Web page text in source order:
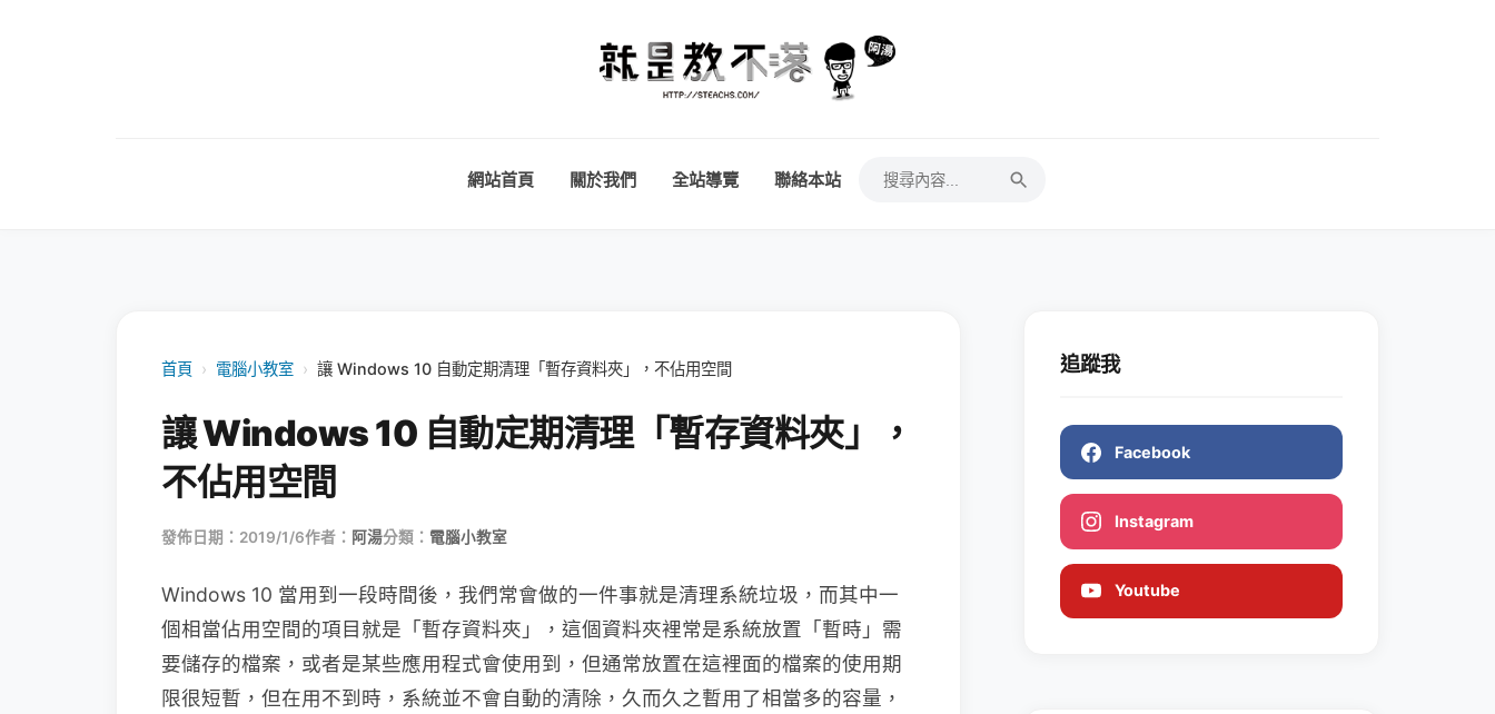
網站首頁 關於我們 全站導覽 聯絡本站
首頁 › 電腦小教室 › 讓 Windows 10 自動定期清理「暫存資料夾」，不佔用空間
讓 Windows 10 自動定期清理「暫存資料夾」，
不佔用空間
發佈日期：2019/1/6作者： 阿湯分類： 電腦小教室
Windows 10 當用到一段時間後，我們常會做的一件事就是清理系統垃圾，而其中一
個相當佔用空間的項目就是「暫存資料夾」，這個資料夾裡常是系統放置「暫時」需
要儲存的檔案，或者是某些應用程式會使用到，但通常放置在這裡面的檔案的使用期
限很短暫，但在用不到時，系統並不會自動的清除，久而久之暫用了相當多的容量，
追蹤我
Facebook
Instagram
Youtube